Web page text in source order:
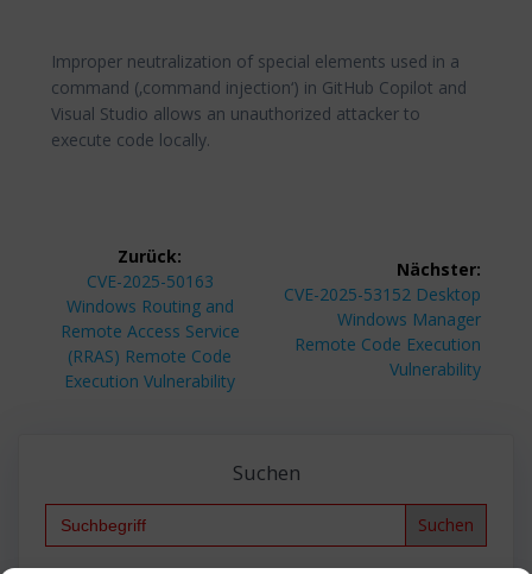
Improper neutralization of special elements used in a
command (‚command injection‘) in GitHub Copilot and
Visual Studio allows an unauthorized attacker to
execute code locally.
Beitragsnavigation
Zurück:
Vorheriger
Beitrag:
CVE-2025-50163
Windows Routing and
Remote Access Service
(RRAS) Remote Code
Execution Vulnerability
Nächster:
Nächster
Beitrag:
CVE-2025-53152 Desktop
Windows Manager
Remote Code Execution
Vulnerability
Suchen
Search